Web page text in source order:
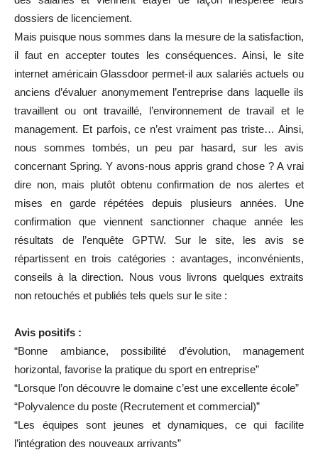
dossiers de licenciement.
Mais puisque nous sommes dans la mesure de la satisfaction,
il faut en accepter toutes les conséquences. Ainsi, le site
internet américain Glassdoor permet-il aux salariés actuels ou
anciens d’évaluer anonymement l’entreprise dans laquelle ils
travaillent ou ont travaillé, l’environnement de travail et le
management. Et parfois, ce n’est vraiment pas triste… Ainsi,
nous sommes tombés, un peu par hasard, sur les avis
concernant Spring. Y avons-nous appris grand chose ? A vrai
dire non, mais plutôt obtenu confirmation de nos alertes et
mises en garde répétées depuis plusieurs années. Une
confirmation que viennent sanctionner chaque année les
résultats de l’enquête GPTW. Sur le site, les avis se
répartissent en trois catégories : avantages, inconvénients,
conseils à la direction. Nous vous livrons quelques extraits
non retouchés et publiés tels quels sur le site :
Avis positifs :
“Bonne ambiance, possibilité d’évolution, management
horizontal, favorise la pratique du sport en entreprise”
“Lorsque l’on découvre le domaine c’est une excellente école”
“Polyvalence du poste (Recrutement et commercial)”
“Les équipes sont jeunes et dynamiques, ce qui facilite
l’intégration des nouveaux arrivants”